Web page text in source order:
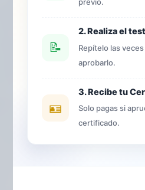
📝
2. Realiza el test
Repítelo las
aprobarlo.
🪪
3. Recibe tu
Solo pagas si
certificado.